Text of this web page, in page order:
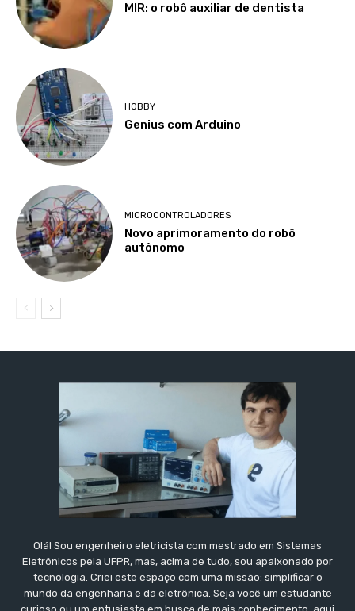
MIR: o robô auxiliar de dentista
HOBBY
Genius com Arduino
MICROCONTROLADORES
Novo aprimoramento do robô
autônomo
Olá! Sou engenheiro eletricista com mestrado em Sistemas
Eletrônicos pela UFPR, mas, acima de tudo, sou apaixonado por
tecnologia. Criei este espaço com uma missão: simplificar o
mundo da engenharia e da eletrônica. Seja você um estudante